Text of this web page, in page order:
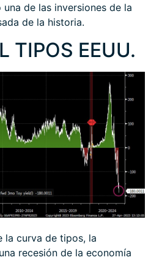
de las inversiones de la
de la historia.
TIPOS EEUU.
la curva de tipos, la
recesión de la economía